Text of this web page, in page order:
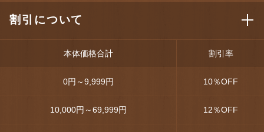
割引について
本体価格合計 割引率
0円～9,999円 10％OFF
10,000円～69,999円 12％OFF